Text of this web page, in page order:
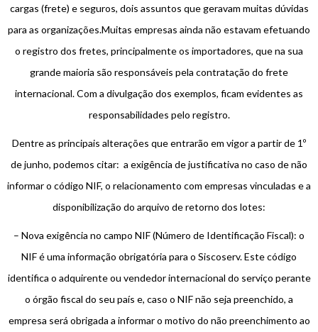
cargas (frete) e seguros, dois assuntos que geravam muitas dúvidas
para as organizações.Muitas empresas ainda não estavam efetuando
o registro dos fretes, principalmente os importadores, que na sua
grande maioria são responsáveis pela contratação do frete
internacional. Com a divulgação dos exemplos, ficam evidentes as
responsabilidades pelo registro.
Dentre as principais alterações que entrarão em vigor a partir de 1º
de junho, podemos citar: a exigência de justificativa no caso de não
informar o código NIF, o relacionamento com empresas vinculadas e a
disponibilização do arquivo de retorno dos lotes:
– Nova exigência no campo NIF (Número de Identificação Fiscal): o
NIF é uma informação obrigatória para o Siscoserv. Este código
identifica o adquirente ou vendedor internacional do serviço perante
o órgão fiscal do seu país e, caso o NIF não seja preenchido, a
empresa será obrigada a informar o motivo do não preenchimento ao